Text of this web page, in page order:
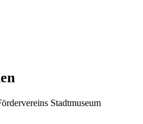
Stadtmuseum